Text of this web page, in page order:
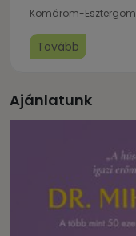
Komárom-Esztergom
Tovább
Ajánlatunk